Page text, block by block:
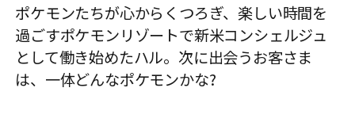
ポケモンたちが心からくつろぎ、楽しい時間を
過ごすポケモンリゾートで新米コンシェルジュ
として働き始めたハル。次に出会うお客さま
は、一体どんなポケモンかな?